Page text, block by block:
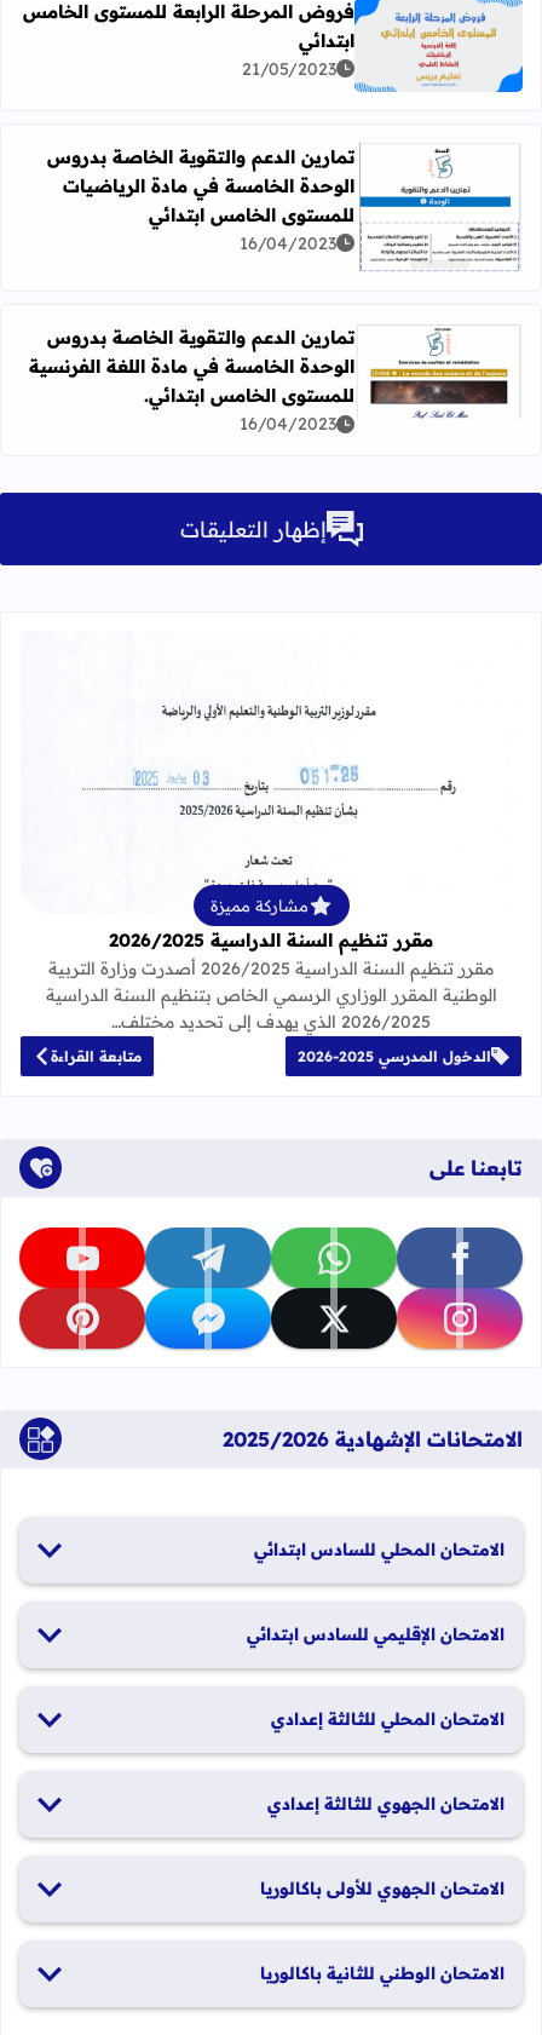
اقرأ المزيد عن فروض المرحلة الرابعة للمستوى الخامس
فروض المرحلة الرابعة للمستوى الخامس
ابتدائي
21/05/2023
اقرأ المزيد عن تمارين الدعم والتقوية الخاصة بدروس
تمارين الدعم والتقوية الخاصة بدروس
الوحدة الخامسة في مادة الرياضيات
للمستوى الخامس ابتدائي
16/04/2023
اقرأ المزيد عن تمارين الدعم والتقوية الخاصة بدروس
تمارين الدعم والتقوية الخاصة بدروس
الوحدة الخامسة في مادة اللغة الفرنسية
للمستوى الخامس ابتدائي.
16/04/2023
إظهار التعليقات
قراءة المزيد عن مقرر تنظيم السنة الدراسية
مشاركة مميزة
مقرر تنظيم السنة الدراسية 2026/2025
مقرر تنظيم السنة الدراسية 2026/2025 أصدرت وزارة التربية
الوطنية المقرر الوزاري الرسمي الخاص بتنظيم السنة الدراسية
2026/2025 الذي يهدف إلى تحديد مختلف…
الدخول المدرسي 2025-2026 متابعة القراءة
تابعنا على
تابعنا على facebook تابعنا على whatsapp تابعنا على telegram تابعنا على youtube
تابعنا على instagram تابعنا على x تابعنا على messenger تابعنا على pinterest
الامتحانات الإشهادية 2025/2026
الامتحان المحلي للسادس ابتدائي
الامتحان الإقليمي للسادس ابتدائي
الامتحان المحلي للثالثة إعدادي
الامتحان الجهوي للثالثة إعدادي
الامتحان الجهوي للأولى باكالوريا
2026
الامتحان الوطني للثانية باكالوريا